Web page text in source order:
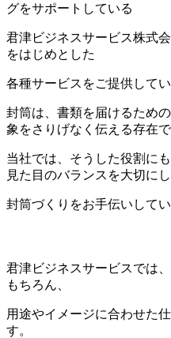
グをサポートしている
君津ビジネスサービス株式
をはじめとした
各種サービスをご提供してい
封筒は、書類を届けるため
象をさりげなく伝える存在で
当社では、そうした役割に
見た目のバランスを大切に
封筒づくりをお手伝いしてい
君津ビジネスサービスでは
もちろん、
用途やイメージに合わせた
す。